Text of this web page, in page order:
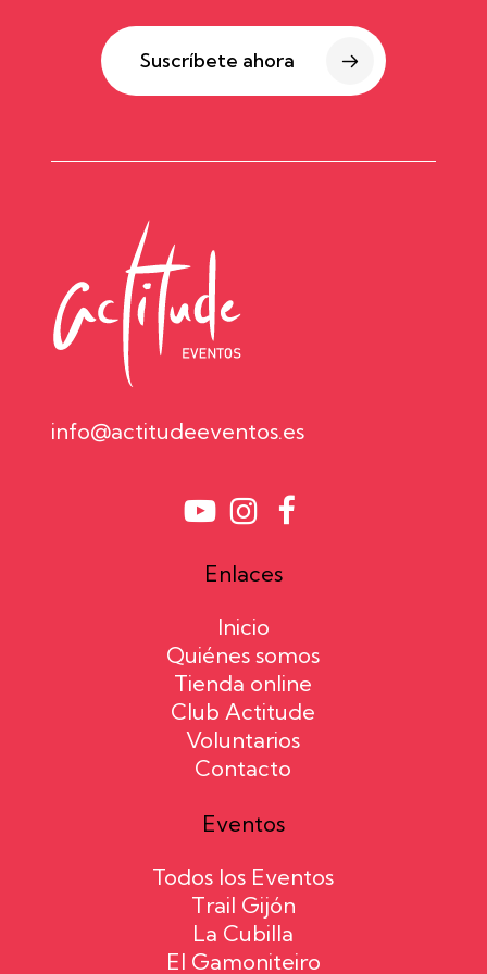
Suscríbete ahora
info@actitudeeventos.es
Enlaces
Inicio
Quiénes somos
Tienda online
Club Actitude
Voluntarios
Contacto
Eventos
Todos los Eventos
Trail Gijón
La Cubilla
El Gamoniteiro